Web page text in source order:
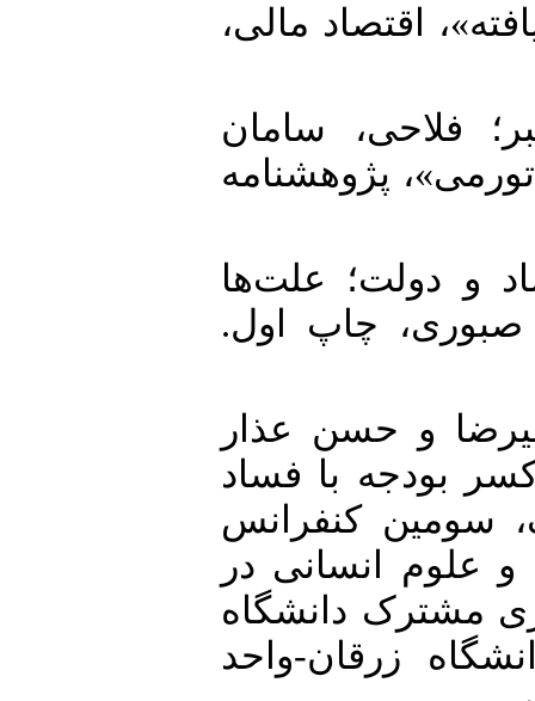
اقتصاد مالی،
فلاحی، سامان
تورمی»، پژوهشنامه
سوزان (۱۳۸۵). فساد و دولت؛ علت‌ها
صبوری، چاپ اول.
و حسن عذار
کسر بودجه با فساد
سومین کنفرانس
و علوم انسانی در
مشترک دانشگاه
زرقان-واحد